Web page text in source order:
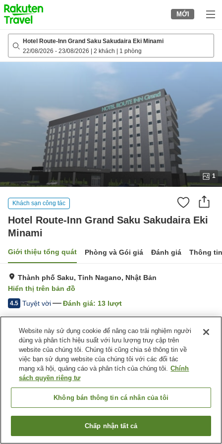
to
top
page
MỚI
Hotel Route-Inn Grand Saku Sakudaira Eki Minami
22/08/2026 - 23/08/2026 2 khách 1 phòng
1
Khách sạn công tác
Hotel Route-Inn Grand Saku Sakudaira Eki
Minami
Giới thiệu tổng quát Phòng và Gói giá Đánh giá Thông
Thành phố Saku, Tỉnh Nagano, Nhật Bản
Hiển thị trên bản đồ
4.5 Tuyệt vời Đánh giá: 13 lượt
Trang chủ Nhật Bản Tỉnh Nagano
Thành phố Saku
Hotel Route-Inn Grand Saku Sakudaira Eki Minami
Tìm phòng trống
Website này sử dụng cookie để nâng cao trải nghiệm người
dùng và phân tích hiệu suất với lưu lượng truy cập trên
website của chúng tôi. Chúng tôi cũng chia sẻ thông tin về
việc bạn sử dụng website của chúng tôi với các đối tác
mạng xã hội, quảng cáo và phân tích của chúng tôi. Chính
sách quyền riêng tư
Không bán thông tin cá nhân của tôi
Chấp nhận tất cả